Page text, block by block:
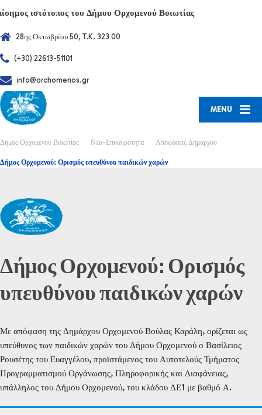
ιστότοπος του Δήμου Ορχομενού Βοιωτίας
28ης Οκτωβρίου 50, T.K. 323 00
(+30) 22613-51101
info@orchomenos.gr
MENU
Δήμος Ορχομενού Βοιωτίας Νέα-Επικαιρότητα Αποφάσεις Δημάρχου
Δήμος Ορχομενού: Ορισμός υπευθύνου παιδικών χαρών
Δήμος Ορχομενού: Ορισμός
υπευθύνου παιδικών χαρών
Με απόφαση της Δημάρχου Ορχομενού Βούλας Καράλη, ορίζεται ως
υπεύθυνος των παιδικών χαρών του Δήμου Ορχομενού ο Βασίλειος
Ρουσέτης του Ευαγγέλου, προϊστάμενος του Αυτοτελούς Τμήματος
Προγραμματισμού Οργάνωσης, Πληροφορικής και Διαφάνειας,
υπάλληλος του Δήμου Ορχομενού, του κλάδου ΔΕ1 με βαθμό Α.